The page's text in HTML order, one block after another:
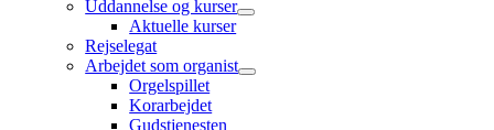
Uddannelse og kurser
Aktuelle kurser
Rejselegat
Arbejdet som organist
Orgelspillet
Korarbejdet
Gudstjenesten